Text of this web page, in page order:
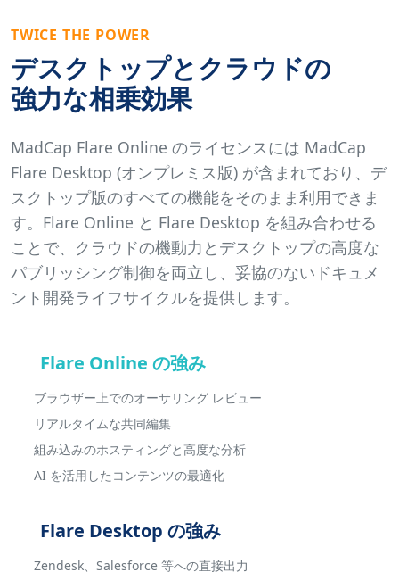
TWICE THE POWER
デスクトップとクラウドの
強力な相乗効果
MadCap Flare Online のライセンスには MadCap
Flare Desktop (オンプレミス版) が含まれており、デ
スクトップ版のすべての機能をそのまま利用できま
す。Flare Online と Flare Desktop を組み合わせる
ことで、クラウドの機動力とデスクトップの高度な
パブリッシング制御を両立し、妥協のないドキュメ
ント開発ライフサイクルを提供します。
Flare Online の強み
ブラウザー上でのオーサリング レビュー
リアルタイムな共同編集
組み込みのホスティングと高度な分析
AI を活用したコンテンツの最適化
Flare Desktop の強み
Zendesk、Salesforce 等への直接出力